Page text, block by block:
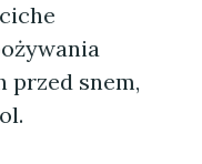
przed snem,